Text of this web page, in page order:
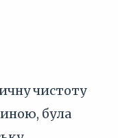
чистоту
була